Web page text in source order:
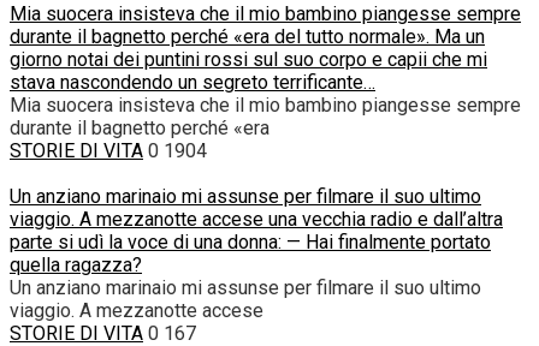
Mia suocera insisteva che il mio bambino piangesse sempre
durante il bagnetto perché «era del tutto normale». Ma un
giorno notai dei puntini rossi sul suo corpo e capii che mi
stava nascondendo un segreto terrificante…
Mia suocera insisteva che il mio bambino piangesse sempre
durante il bagnetto perché «era
STORIE DI VITA 0 1904
Un anziano marinaio mi assunse per filmare il suo ultimo
viaggio. A mezzanotte accese una vecchia radio e dall’altra
parte si udì la voce di una donna: — Hai finalmente portato
quella ragazza?
Un anziano marinaio mi assunse per filmare il suo ultimo
viaggio. A mezzanotte accese
STORIE DI VITA 0 167